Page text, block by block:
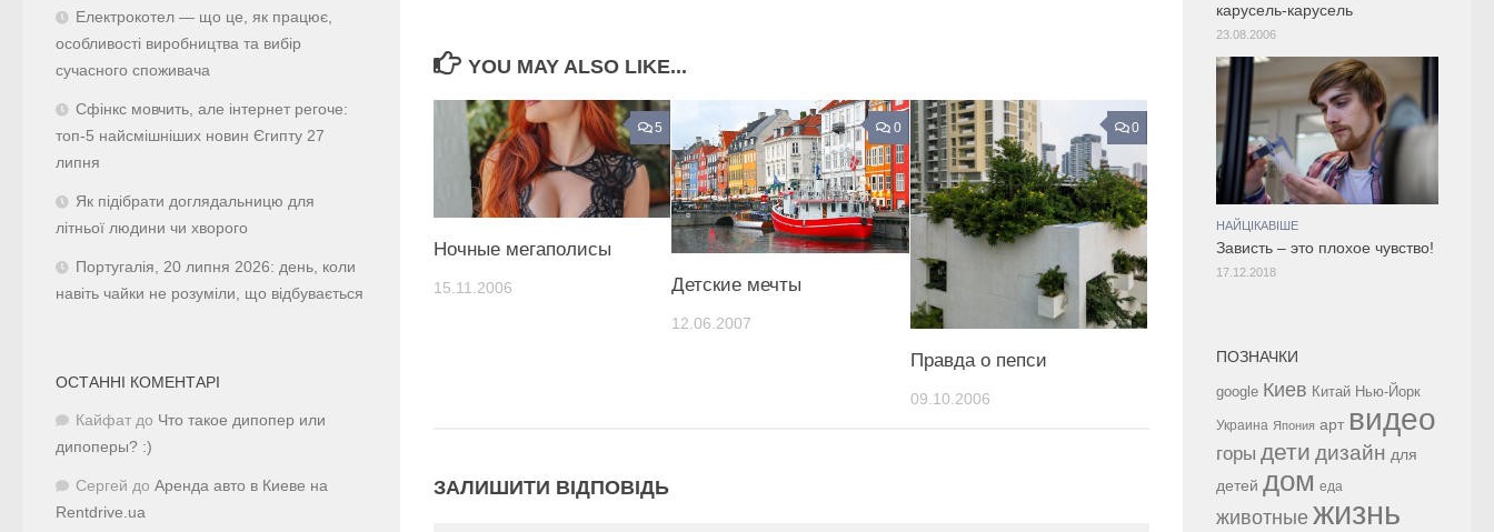
YOU MAY ALSO LIKE...
5
Ночные мегаполисы
15.11.2006
0
Детские мечты
12.06.2007
0
Правда о пепси
09.10.2006
ЗАЛИШИТИ ВІДПОВІДЬ
Електрокотел — що це, як працює,
особливості виробництва та вибір
сучасного споживача
Сфінкс мовчить, але інтернет регоче:
топ-5 найсмішніших новин Єгипту 27
липня
Як підібрати доглядальницю для
літньої людини чи хворого
Португалія, 20 липня 2026: день, коли
навіть чайки не розуміли, що відбувається
ОСТАННІ КОМЕНТАРІ
Кайфат до Что такое дипопер или
дипоперы? :)
Сергей до Аренда авто в Киеве на
Rentdrive.ua
карусель-карусель
23.08.2006
НАЙЦІКАВІШЕ
Зависть – это плохое чувство!
17.12.2018
ПОЗНАЧКИ
google Киев Китай Нью-Йорк
Украина Япония арт видео
горы дети дизайн для
детей дом еда
животные жизнь